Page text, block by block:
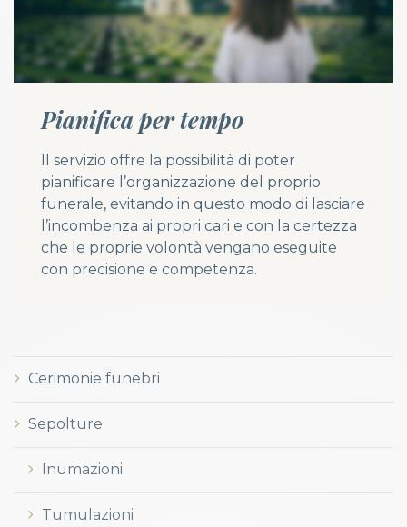
Pianifica per tempo
Il servizio offre la possibilità di poter
pianificare l’organizzazione del proprio
funerale, evitando in questo modo di lasciare
l’incombenza ai propri cari e con la certezza
che le proprie volontà vengano eseguite
con precisione e competenza.
Cerimonie funebri
Sepolture
Inumazioni
Tumulazioni